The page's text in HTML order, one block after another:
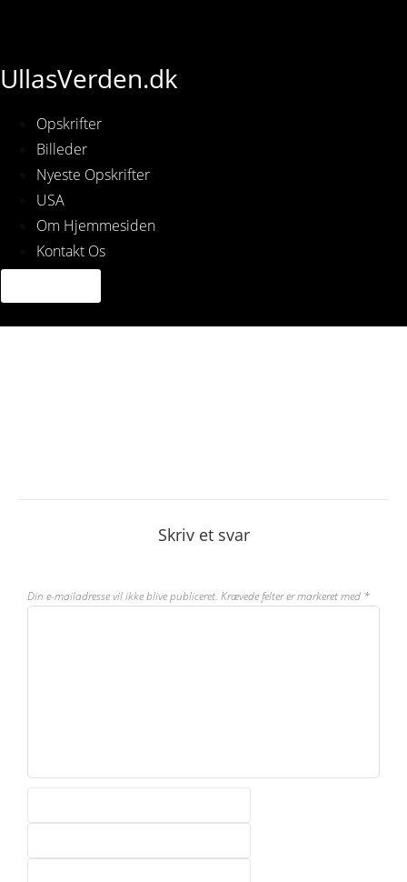
UllasVerden.dk
Opskrifter
Billeder
Nyeste Opskrifter
USA
Om Hjemmesiden
Kontakt Os
Skriv et svar
Din e-mailadresse vil ikke blive publiceret. Krævede felter er markeret med *